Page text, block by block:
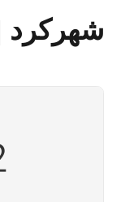
شهرکرد